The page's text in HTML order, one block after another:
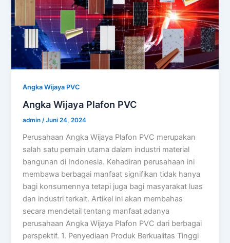
Angka Wijaya PVC
Angka Wijaya Plafon PVC
admin/Juni 24, 2024
Perusahaan Angka Wijaya Plafon PVC merupakan
salah satu pemain utama dalam industri material
bangunan di Indonesia. Kehadiran perusahaan ini
membawa berbagai manfaat signifikan tidak hanya
bagi konsumennya tetapi juga bagi masyarakat luas
dan industri terkait. Artikel ini akan membahas
secara mendetail tentang manfaat adanya
perusahaan Angka Wijaya Plafon PVC dari berbagai
perspektif. 1. Penyediaan Produk Berkualitas Tinggi